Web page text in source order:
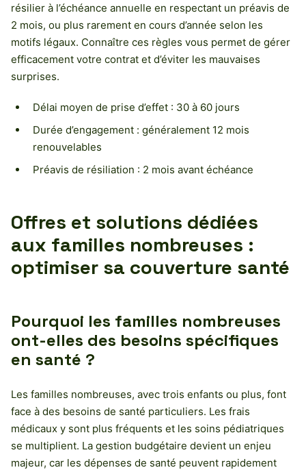
résilier à l’échéance annuelle en respectant un préavis de
2 mois, ou plus rarement en cours d’année selon les
motifs légaux. Connaître ces règles vous permet de gérer
efficacement votre contrat et d’éviter les mauvaises
surprises.
Délai moyen de prise d’effet : 30 à 60 jours
Durée d’engagement : généralement 12 mois
renouvelables
Préavis de résiliation : 2 mois avant échéance
Offres et solutions dédiées
aux familles nombreuses :
optimiser sa couverture santé
Pourquoi les familles nombreuses
ont-elles des besoins spécifiques
en santé ?
Les familles nombreuses, avec trois enfants ou plus, font
face à des besoins de santé particuliers. Les frais
médicaux y sont plus fréquents et les soins pédiatriques
se multiplient. La gestion budgétaire devient un enjeu
majeur, car les dépenses de santé peuvent rapidement